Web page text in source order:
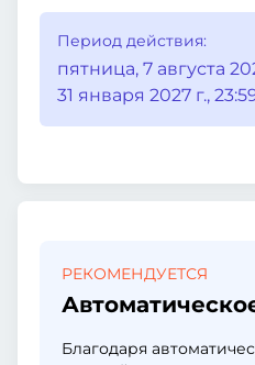
Период действия:
пятница, 7 августа
31 января 2027 г.,
РЕКОМЕНДУЕТСЯ
Благодаря